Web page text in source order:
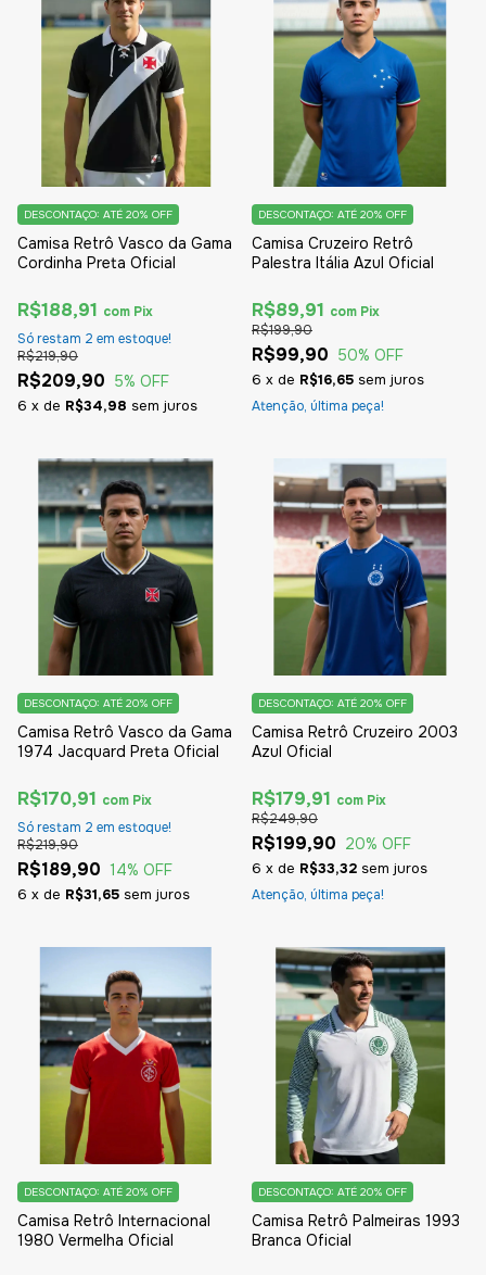
Camisa Retrô Vasco da Gama
Cordinha Preta Oficial
R$209,90
R$219,90
5% OFF
6 x de R$34,98 sem juros
DESCONTAÇO: ATÉ 20% OFF
R$188,91 com Pix
Só restam 2 em estoque!
Camisa Cruzeiro Retrô
Palestra Itália Azul Oficial
R$99,90
R$199,90
50% OFF
6 x de R$16,65 sem juros
DESCONTAÇO: ATÉ 20% OFF
R$89,91 com Pix
Atenção, última peça!
Camisa Retrô Vasco da Gama
1974 Jacquard Preta Oficial
R$189,90
R$219,90
14% OFF
6 x de R$31,65 sem juros
DESCONTAÇO: ATÉ 20% OFF
R$170,91 com Pix
Só restam 2 em estoque!
Camisa Retrô Cruzeiro 2003
Azul Oficial
R$199,90
R$249,90
20% OFF
6 x de R$33,32 sem juros
DESCONTAÇO: ATÉ 20% OFF
R$179,91 com Pix
Atenção, última peça!
Camisa Retrô Internacional
1980 Vermelha Oficial
DESCONTAÇO: ATÉ 20% OFF
Camisa Retrô Palmeiras 1993
Branca Oficial
DESCONTAÇO: ATÉ 20% OFF